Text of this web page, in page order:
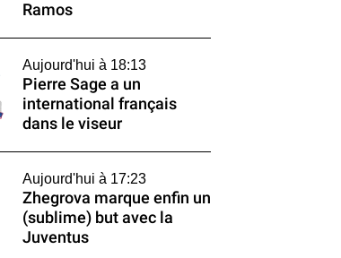
Ramos
Aujourd'hui à 18:13
Pierre Sage a un
international français
dans le viseur
Aujourd'hui à 17:23
Zhegrova marque enfin un
(sublime) but avec la
Juventus